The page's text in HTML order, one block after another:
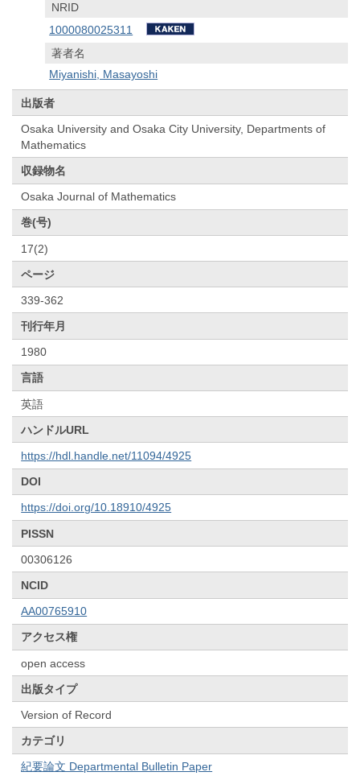
NRID
1000080025311
著者名
Miyanishi, Masayoshi
出版者
Osaka University and Osaka City University, Departments of
Mathematics
収録物名
Osaka Journal of Mathematics
巻(号)
17(2)
ページ
339-362
刊行年月
1980
言語
英語
ハンドルURL
https://hdl.handle.net/11094/4925
DOI
https://doi.org/10.18910/4925
PISSN
00306126
NCID
AA00765910
アクセス権
open access
出版タイプ
Version of Record
カテゴリ
紀要論文 Departmental Bulletin Paper